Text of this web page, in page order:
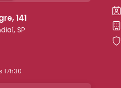
141
SP
17h30